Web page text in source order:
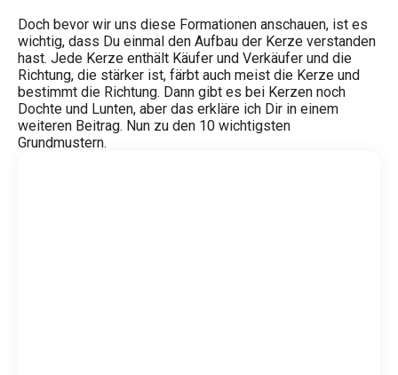
Doch bevor wir uns diese Formationen anschauen, ist es
wichtig, dass Du einmal den Aufbau der Kerze verstanden
hast. Jede Kerze enthält Käufer und Verkäufer und die
Richtung, die stärker ist, färbt auch meist die Kerze und
bestimmt die Richtung. Dann gibt es bei Kerzen noch
Dochte und Lunten, aber das erkläre ich Dir in einem
weiteren Beitrag. Nun zu den 10 wichtigsten
Grundmustern.